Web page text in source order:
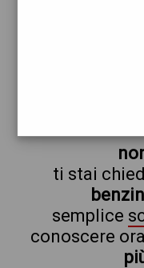
ti stai
semplice
conoscere